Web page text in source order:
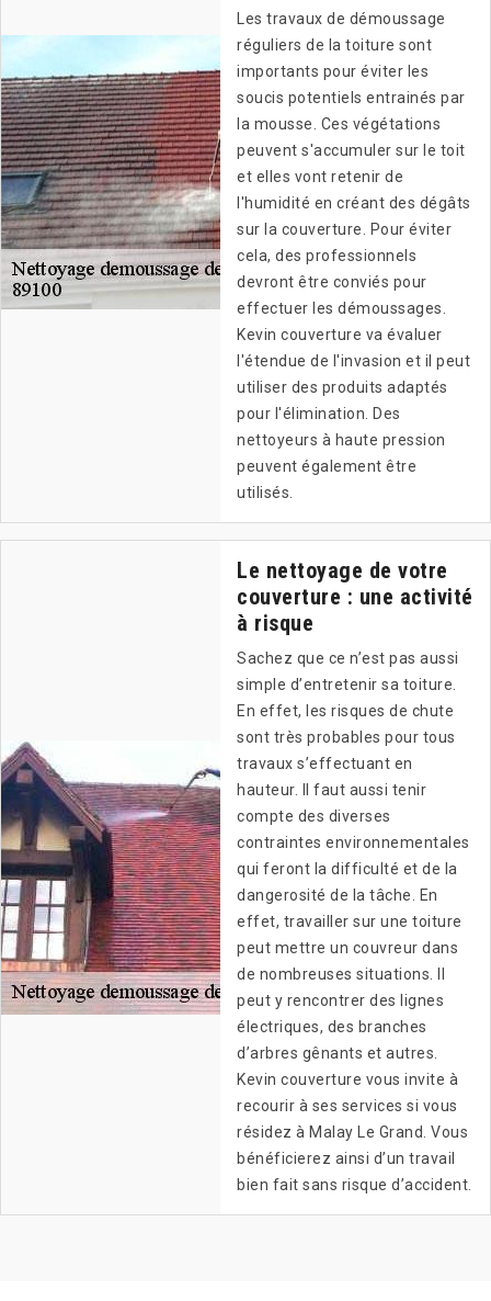
Les travaux de démoussage
réguliers de la toiture sont
importants pour éviter les
soucis potentiels entrainés par
la mousse. Ces végétations
peuvent s'accumuler sur le toit
et elles vont retenir de
l'humidité en créant des dégâts
sur la couverture. Pour éviter
cela, des professionnels
devront être conviés pour
effectuer les démoussages.
Kevin couverture va évaluer
l'étendue de l'invasion et il peut
utiliser des produits adaptés
pour l'élimination. Des
nettoyeurs à haute pression
peuvent également être
utilisés.
Le nettoyage de votre
couverture : une activité
à risque
Sachez que ce n’est pas aussi
simple d’entretenir sa toiture.
En effet, les risques de chute
sont très probables pour tous
travaux s’effectuant en
hauteur. Il faut aussi tenir
compte des diverses
contraintes environnementales
qui feront la difficulté et de la
dangerosité de la tâche. En
effet, travailler sur une toiture
peut mettre un couvreur dans
de nombreuses situations. Il
peut y rencontrer des lignes
électriques, des branches
d’arbres gênants et autres.
Kevin couverture vous invite à
recourir à ses services si vous
résidez à Malay Le Grand. Vous
bénéficierez ainsi d’un travail
bien fait sans risque d’accident.